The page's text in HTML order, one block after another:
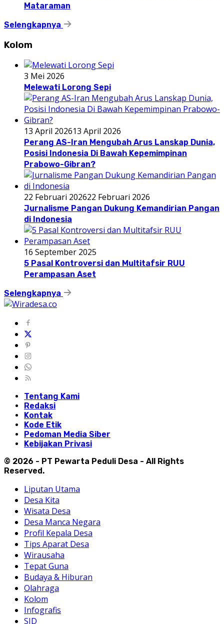
Mataraman
Selengkapnya
Kolom
3 Mei 2026
Melewati Lorong Sepi
13 April 202613 April 2026
Perang AS-Iran Mengubah Arus Lanskap Dunia,
Posisi Indonesia Di Bawah Kepemimpinan
Prabowo-Gibran?
22 Februari 202622 Februari 2026
Jurnalisme Pangan Dukung Kemandirian Pangan
di Indonesia
16 September 2025
5 Pasal Kontroversi dan Multitafsir RUU
Perampasan Aset
Selengkapnya
Tentang Kami
Redaksi
Kontak
Kode Etik
Pedoman Media Siber
Kebijakan Privasi
© 2026 - PT Pewarta Peduli Desa - All Rights
Reserved.
Liputan Utama
Desa Kita
Wisata Desa
Desa Manca Negara
Profil Kepala Desa
Tips Aparat Desa
Wirausaha
Tepat Guna
Budaya & Hiburan
Olahraga
Kolom
Infografis
SJD